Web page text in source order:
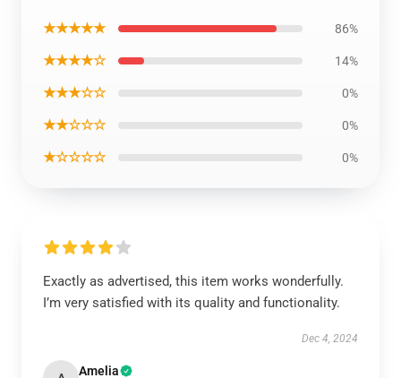
★★★★★ 86%
★★★★☆ 14%
★★★☆☆ 0%
★★☆☆☆ 0%
★☆☆☆☆ 0%
Exactly as advertised, this item works wonderfully.
I’m very satisfied with its quality and functionality.
Dec 4, 2024
Amelia